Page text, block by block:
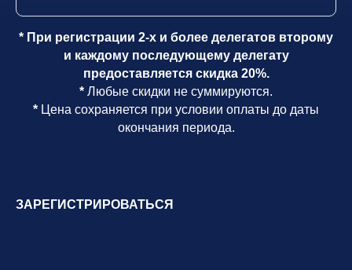
* При регистрации 2-х и более делегатов второму
и каждому последующему делегату
предоставляется скидка 20%.
* Любые скидки не суммируются.
* Цена сохраняется при условии оплаты до даты
окончания периода.
ЗАРЕГИСТРИРОВАТЬСЯ